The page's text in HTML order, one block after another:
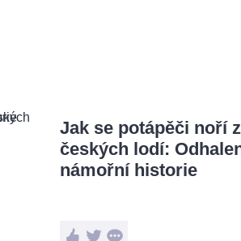
Jak se potápěči noří
českých lodí:
námořní historie